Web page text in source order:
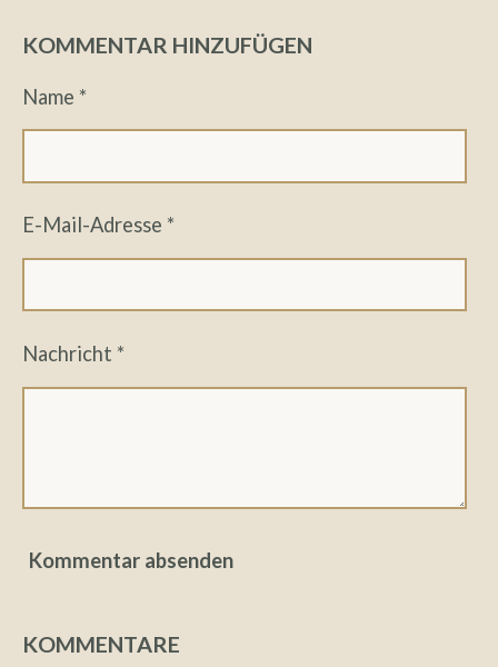
KOMMENTAR HINZUFÜGEN
Name *
E-Mail-Adresse *
Nachricht *
Kommentar absenden
KOMMENTARE